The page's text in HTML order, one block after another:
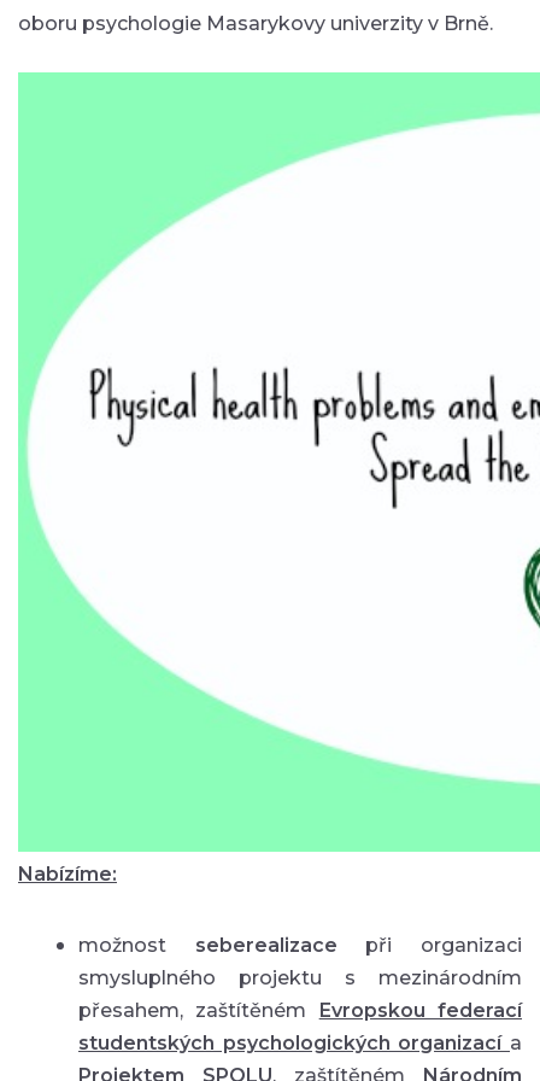
oboru psychologie Masarykovy univerzity v Brně.
Nabízíme:
možnost seberealizace při organizaci
smysluplného projektu s mezinárodním
přesahem, zaštítěném Evropskou federací
studentských psychologických organizací a
Projektem SPOLU, zaštítěném Národním